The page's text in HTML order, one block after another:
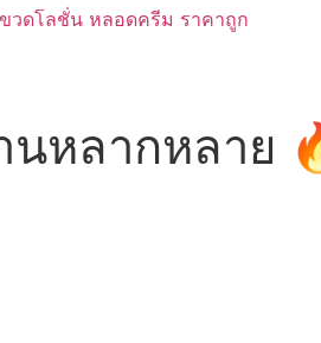
วดโลชั่น หลอดครีม ราคาถูก
นหลากหลาย